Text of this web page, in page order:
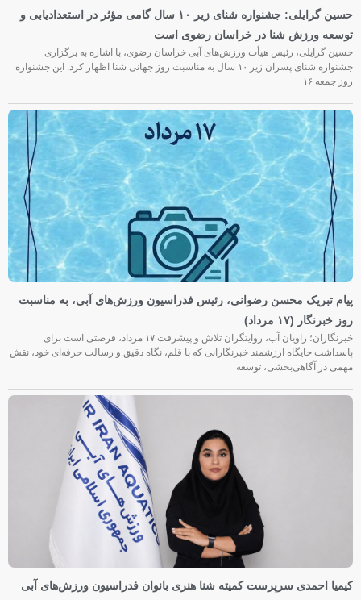
حسین گرایلی: جشنواره شنای زیر ۱۰ سال گامی مؤثر در استعدادیابی و
توسعه ورزش شنا در خراسان رضوی است
حسین گرایلی، رئیس هیأت ورزش‌های آبی خراسان رضوی، با اشاره به برگزاری
جشنواره شنای پسران زیر ۱۰ سال به مناسبت روز جهانی شنا اظهار کرد: این جشنواره
روز جمعه‌ ۱۶
پیام تبریک محسن رضوانی، رئیس فدراسیون ورزش‌های آبی، به مناسبت
روز خبرنگار (۱۷ مرداد)
خبرنگاران؛ راویان آب، روایتگران تلاش و پیشرفت ۱۷ مرداد، فرصتی است برای
پاسداشت جایگاه ارزشمند خبرنگارانی که با قلم، نگاه دقیق و رسالت حرفه‌ای خود، نقش
مهمی در آگاهی‌بخشی، توسعه
کیمیا احمدی سرپرست کمیته شنا هنری بانوان فدراسیون ورزش‌های آبی